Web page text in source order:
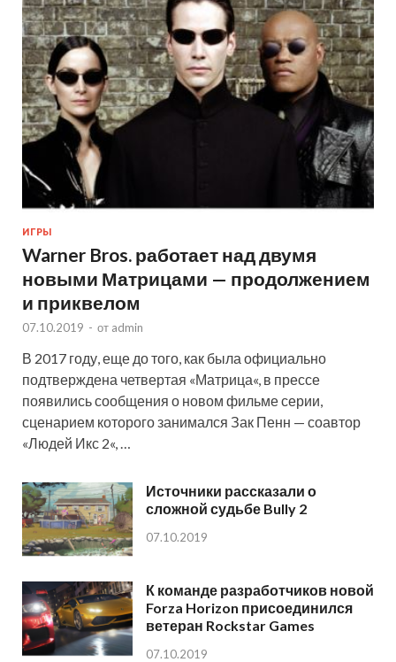
ИГРЫ
Warner Bros. работает над двумя
новыми Матрицами — продолжением
и приквелом
07.10.2019 - от admin
В 2017 году, еще до того, как была официально
подтверждена четвертая «Матрица«, в прессе
появились сообщения о новом фильме серии,
сценарием которого занимался Зак Пенн — соавтор
«Людей Икс 2«, …
Источники рассказали о
сложной судьбе Bully 2
07.10.2019
К команде разработчиков новой
Forza Horizon присоединился
ветеран Rockstar Games
07.10.2019